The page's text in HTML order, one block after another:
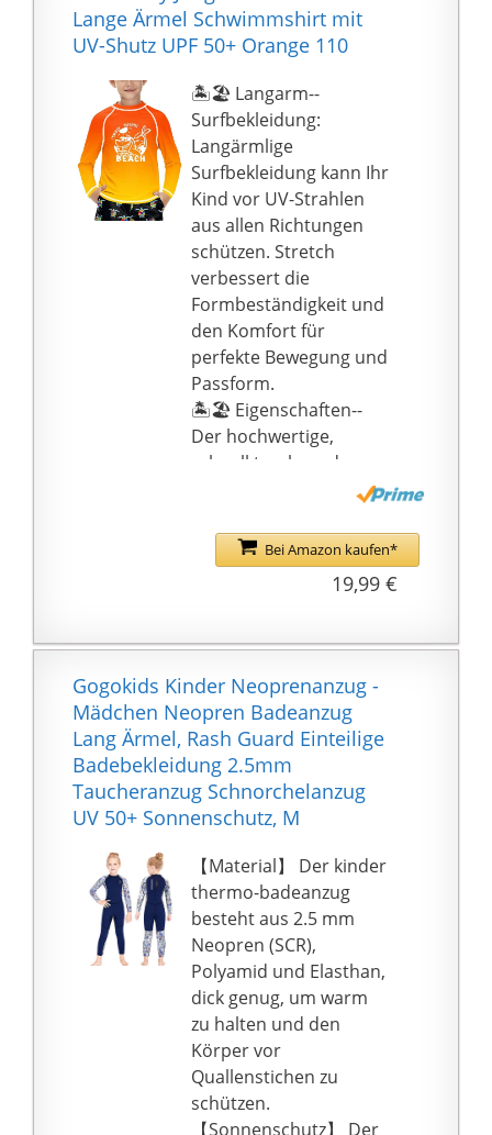
bei 30°C, Schnell
trocknend - Waschen
vor dem ersten Tragen
empfohlen
Lieferumfang: 1
Sterntaler
Schwimmshirt, Farbe:
Magenta, Material:
82{757b482437fbf9370d
c63f1a694fbfd6df7ecdfa
e2e120d2bea6a88392fc
e7ff} Polyamid,
18{757b482437fbf9370d
c63f1a694fbfd6df7ecdfa
e2e120d2bea6a88392fc
e7ff} Elasthan, Größe:
110/116
Lange Ärmel Schwimmshirt mit
UV-Shutz UPF 50+ Orange 110
🏝️🏖️ Langarm--
Surfbekleidung:
Langärmlige
Surfbekleidung kann Ihr
Kind vor UV-Strahlen
aus allen Richtungen
schützen. Stretch
verbessert die
Formbeständigkeit und
den Komfort für
perfekte Bewegung und
Passform.
🏝️🏖️ Eigenschaften--
Der hochwertige,
schnell trocknende
Stoff ist weicher und
Stoff. Hochgradig chlor-
und salzbeständiges
extrem schnelles
Trocknen.
🏝️🏖️ UPF 50+--
Zertifizierter UPF 50+,
um 97,29
{757b482437fbf9370dc6
3f1a694fbfd6df7ecdfae2
e120d2bea6a88392fce7
ff} der schädlichen UV-
Strahlen zu blockieren.
Und schützt so vor
gefährlichen
Sonnenstrahlen.
🏝️🏖️ Gelegenheit--
Dieser Schutz-
Rashguard für Jungen
ist ideal für den Strand,
See oder Pool und
eignet sich
Bei Amazon kaufen*
19,99 €
Gogokids Kinder Neoprenanzug -
Mädchen Neopren Badeanzug
Lang Ärmel, Rash Guard Einteilige
Badebekleidung 2.5mm
Taucheranzug Schnorchelanzug
UV 50+ Sonnenschutz, M
【Material】 Der kinder
thermo-badeanzug
besteht aus 2.5 mm
Neopren (SCR),
Polyamid und Elasthan,
dick genug, um warm
zu halten und den
Körper vor
Quallenstichen zu
schützen.
【Sonnenschutz】 Der